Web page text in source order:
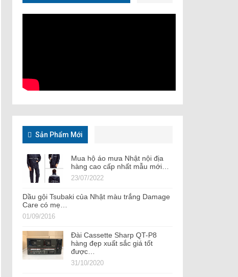
Sản Phẩm Mới
Mua hộ áo mưa Nhật nội địa
hàng cao cấp nhất mẫu mới…
23/07/2022
Dầu gội Tsubaki của Nhật màu trắng Damage
Care có mẹ…
01/09/2016
Đài Cassette Sharp QT-P8
hàng đẹp xuất sắc giá tốt
được…
31/10/2020